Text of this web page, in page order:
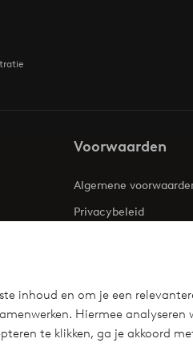
inhoud en om je een
Hiermee analyseren
te klikken, ga je akkoord
Voorwaarden
Algemene
Privacybeleid